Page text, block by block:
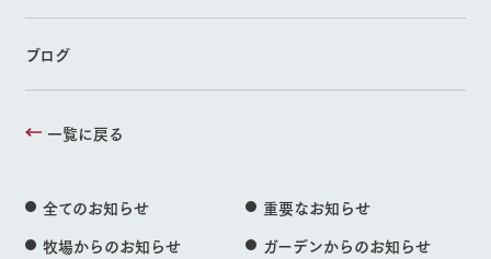
ブログ
一覧に戻る
全てのお知らせ
重要なお知らせ
牧場からのお知らせ
ガーデンからのお知らせ